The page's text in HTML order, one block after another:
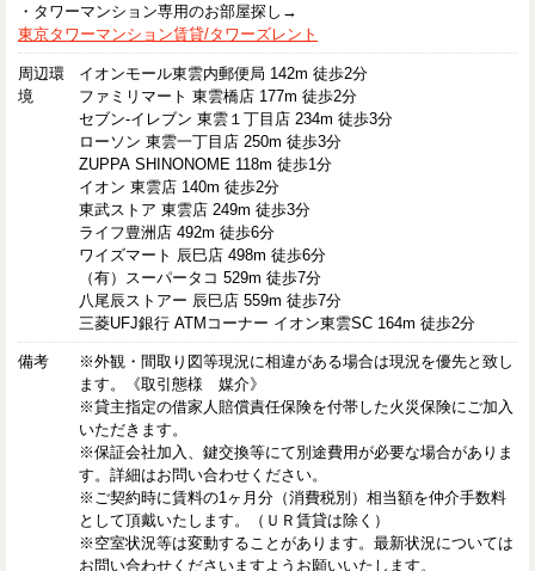
・タワーマンション専用のお部屋探し→
東京タワーマンション賃貸/タワーズレント
周辺環
境
イオンモール東雲内郵便局 142m 徒歩2分
ファミリマート 東雲橋店 177m 徒歩2分
セブン-イレブン 東雲１丁目店 234m 徒歩3分
ローソン 東雲一丁目店 250m 徒歩3分
ZUPPA SHINONOME 118m 徒歩1分
イオン 東雲店 140m 徒歩2分
東武ストア 東雲店 249m 徒歩3分
ライフ豊洲店 492m 徒歩6分
ワイズマート 辰巳店 498m 徒歩6分
（有）スーパータコ 529m 徒歩7分
八尾辰ストアー 辰巳店 559m 徒歩7分
三菱UFJ銀行 ATMコーナー イオン東雲SC 164m 徒歩2分
備考
※外観・間取り図等現況に相違がある場合は現況を優先と致し
ます。《取引態様 媒介》
※貸主指定の借家人賠償責任保険を付帯した火災保険にご加入
いただきます。
※保証会社加入、鍵交換等にて別途費用が必要な場合がありま
す。詳細はお問い合わせください。
※ご契約時に賃料の1ヶ月分（消費税別）相当額を仲介手数料
として頂戴いたします。（ＵＲ賃貸は除く）
※空室状況等は変動することがあります。最新状況については
お問い合わせくださいますようお願いいたします。